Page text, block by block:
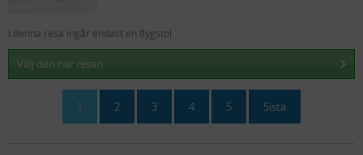
I denna resa ingår endast en flygstol
Välj den här resan
1 2 3 4 5 Sista